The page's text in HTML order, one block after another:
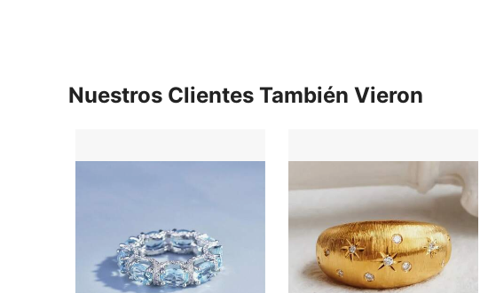
Nuestros Clientes También Vieron